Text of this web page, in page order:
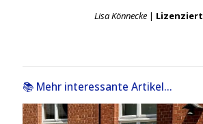
Lisa Könnecke | Lizenziert
📚 Mehr interessante Artikel...